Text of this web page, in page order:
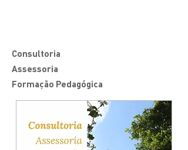
Consultoria
Assessoria
Formação Pedagógica